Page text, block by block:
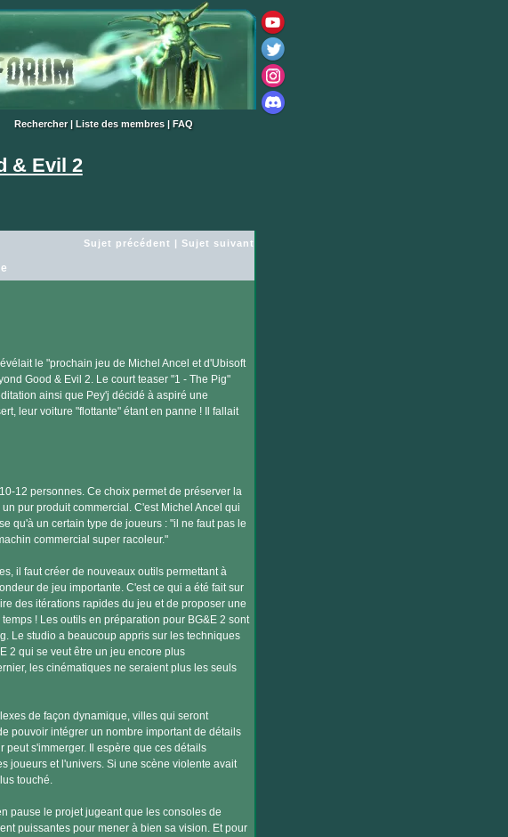
Rechercher| Liste des membres| FAQ
& Evil 2
Sujet précédent | Sujet suivant
le "prochain jeu de Michel Ancel et d'Ubisoft
Good & Evil 2. Le court teaser "1 - The Pig"
ainsi que Pey'j décidé à aspiré une
leur voiture "flottante" étant en panne ! Il fallait
12 personnes. Ce choix permet de préserver la
pur produit commercial. C'est Michel Ancel qui
qu'à un certain type de joueurs : "il ne faut pas le
commercial super racoleur."
il faut créer de nouveaux outils permettant à
de jeu importante. C'est ce qui a été fait sur
des itérations rapides du jeu et de proposer une
! Les outils en préparation pour BG&E 2 sont
Le studio a beaucoup appris sur les techniques
2 qui se veut être un jeu encore plus
les cinématiques ne seraient plus les seuls
de façon dynamique, villes qui seront
pouvoir intégrer un nombre important de détails
s'immerger. Il espère que ces détails
joueurs et l'univers. Si une scène violente avait
touché.
pause le projet jugeant que les consoles de
puissantes pour mener à bien sa vision. Et pour